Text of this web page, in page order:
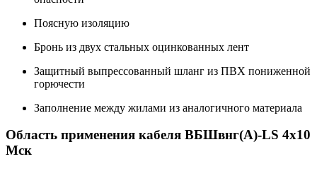
Поясную изоляцию
Бронь из двух стальных оцинкованных лент
Защитный выпрессованный шланг из ПВХ пониженной
горючести
Заполнение между жилами из аналогичного материала
Область применения кабеля ВБШвнг(А)-LS 4х10
Мск